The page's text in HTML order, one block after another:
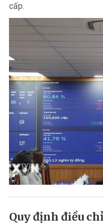
cấp.
Quy định điều